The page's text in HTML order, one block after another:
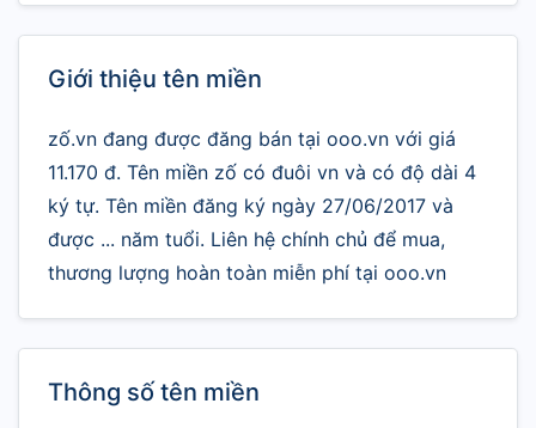
Giới thiệu tên miền
zố.vn đang được đăng bán tại ooo.vn với giá
11.170 đ. Tên miền zố có đuôi vn và có độ dài 4
ký tự. Tên miền đăng ký ngày 27/06/2017 và
được ... năm tuổi. Liên hệ chính chủ để mua,
thương lượng hoàn toàn miễn phí tại ooo.vn
Thông số tên miền